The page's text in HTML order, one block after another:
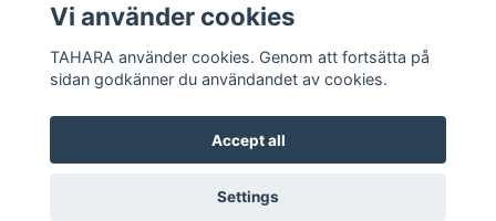
Ta del av senaste nytt och unika erbjudanden!
Vi använder cookies
TAHARA använder cookies. Genom att fortsätta på
sidan godkänner du användandet av cookies.
Accept all
Settings